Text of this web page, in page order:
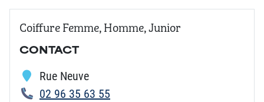
Coiffure Femme, Homme, Junior
CONTACT
Rue Neuve
02 96 35 63 55